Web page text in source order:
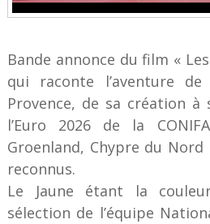
Bande annonce du film «
qui raconte l’aventure
Provence, de sa création
l’Euro 2026 de la
Groenland, Chypre du Nord
reconnus.
Le Jaune étant la
sélection de l’équipe